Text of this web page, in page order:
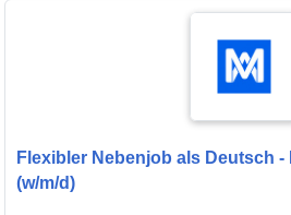
Flexibler Nebenjob als Deutsch
(w/m/d)